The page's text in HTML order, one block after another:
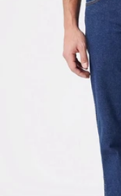
media 0 i modal